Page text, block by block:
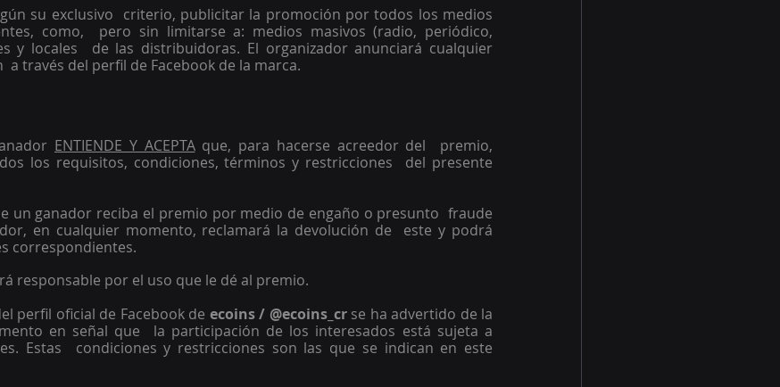
su exclusivo  criterio, publicitar la promoción por todos los medios
como,  pero sin limitarse a: medios masivos (radio, periódico,
y locales  de las distribuidoras. El organizador anunciará cualquier
a través del perfil de Facebook de la marca.
ENTIENDE Y ACEPTA que, para hacerse acreedor del  premio,
los requisitos, condiciones, términos y restricciones  del presente
un ganador reciba el premio por medio de engaño o presunto  fraude
en cualquier momento, reclamará la devolución de  este y podrá
correspondientes.
responsable por el uso que le dé al premio.
perfil oficial de Facebook de ecoins / @ecoins_cr se ha advertido de la
en señal que  la participación de los interesados está sujeta a
Estas  condiciones y restricciones son las que se indican en este